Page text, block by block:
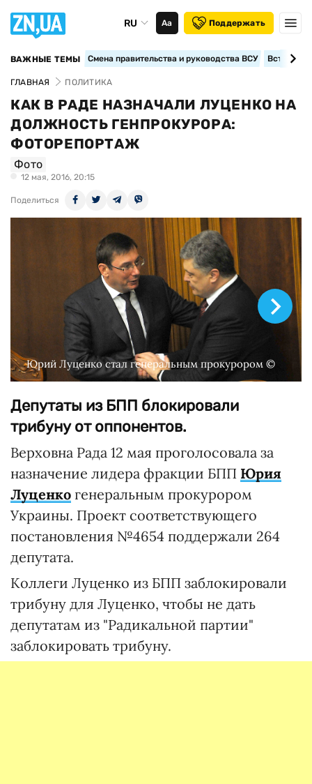
RU Аа Поддержать
ВАЖНЫЕ ТЕМЫ Смена правительства и руководства ВСУ
ГЛАВНАЯ ПОЛИТИКА
КАК В РАДЕ НАЗНАЧАЛИ ЛУЦЕНКО НА
ДОЛЖНОСТЬ ГЕНПРОКУРОРА:
ФОТОРЕПОРТАЖ
Фото
12 мая, 2016, 20:15
Поделиться
Юрий Луценко стал генеральным прокурором ©
Депутаты из БПП блокировали
трибуну от оппонентов.
Верховна Рада 12 мая проголосовала за
назначение лидера фракции БПП Юрия
Луценко генеральным прокурором
Украины. Проект соответствующего
постановления №4654 поддержали 264
депутата.
Коллеги Луценко из БПП заблокировали
трибуну для Луценко, чтобы не дать
депутатам из "Радикальной партии"
заблокировать трибуну.